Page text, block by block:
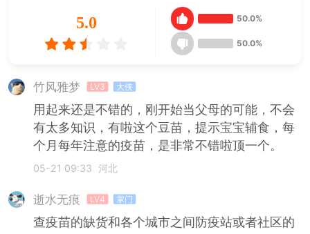
5.0 50.0%
50.0%
竹风雅梦 LV3 大侠
用起来还是不错的，刚开始当父母的可能，不会
有太多知识，有啦这个豆苗，提示宝宝辅食，每
个月每年注意的疫苗，是非常不错啦顶一个。
05-21 09:33 河北
逝水无痕 LV4 掌门
查疫苗的缺货和各个城市之间防疫站或者社区的